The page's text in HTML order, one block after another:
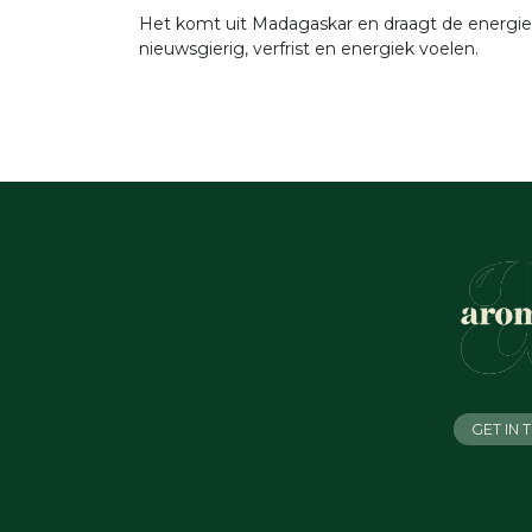
Het komt uit Madagaskar en draagt de
nieuwsgierig, verfrist en energiek voelen.
GET IN